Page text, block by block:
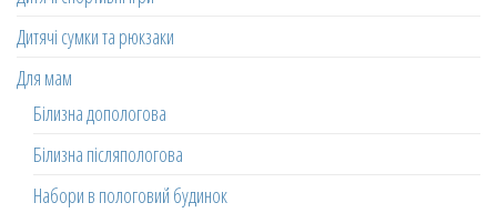
Дитячі сумки та рюкзаки
Для мам
Білизна допологова
Білизна післяпологова
Набори в пологовий будинок